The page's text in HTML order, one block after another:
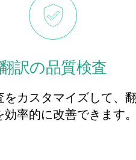
訳の品質検査
をカスタマイズして、
効率的に改善できます。